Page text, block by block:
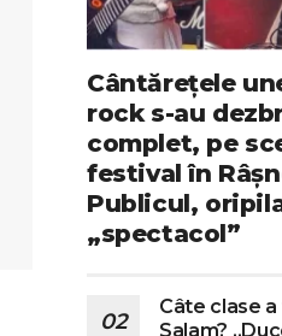
Cântărețele
rock s-au
complet, pe
festival în
Publicul,
„spectacol”
Câte clase
Salam?